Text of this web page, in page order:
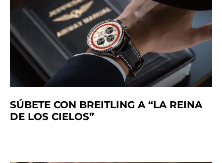
SÚBETE CON BREITLING A “LA REINA
DE LOS CIELOS”